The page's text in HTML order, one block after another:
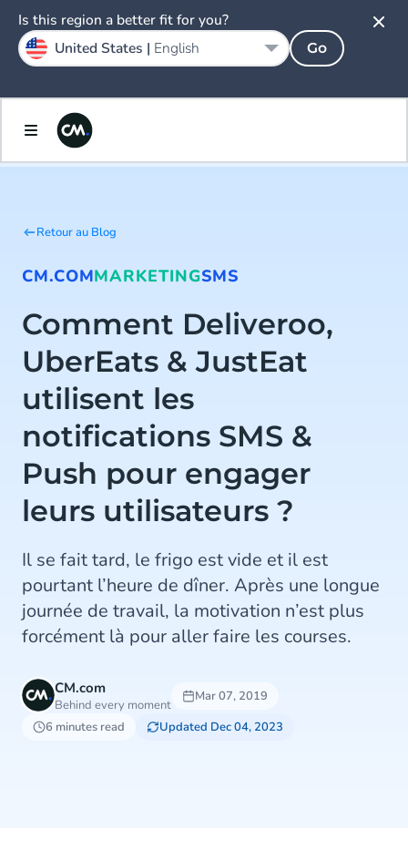
Retour au Blog
CM.COMMARKETINGSMS
Comment Deliveroo,
UberEats & JustEat
utilisent les
notifications SMS &
Push pour engager
leurs utilisateurs ?
Il se fait tard, le frigo est vide et il est
pourtant l’heure de dîner. Après une longue
journée de travail, la motivation n’est plus
forcément là pour aller faire les courses.
CM.com
Behind every moment
Mar 07, 2019
6 minutes read
Updated Dec 04, 2023
Is this region a better fit for you?
United States | English Go